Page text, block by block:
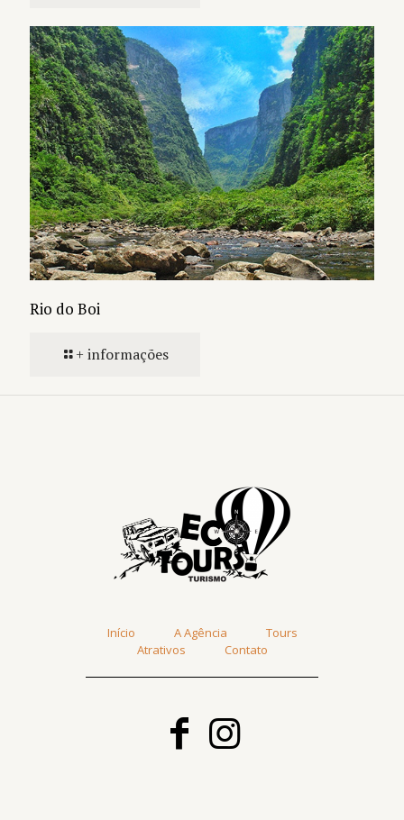
Rio do Boi
+ informações
Início A Agência
Tours
Atrativos
Contato